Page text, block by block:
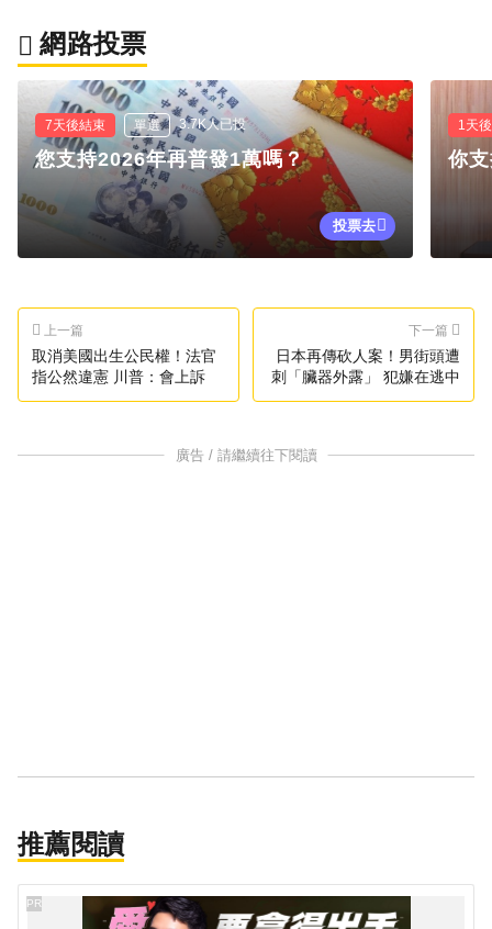
網路投票
7天後結束 單選 3.7K人已投
您支持2026年再普發1萬嗎？
投票去
1天
你
上一篇
取消美國出生公民權！法官
指公然違憲 川普：會上訴
下一篇
日本再傳砍人案！男街頭遭
刺「臟器外露」 犯嫌在逃中
廣告 / 請繼續往下閱讀
推薦閱讀
PR